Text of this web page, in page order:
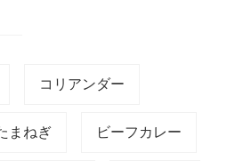
コリアンダー
まねぎ ビーフカレー